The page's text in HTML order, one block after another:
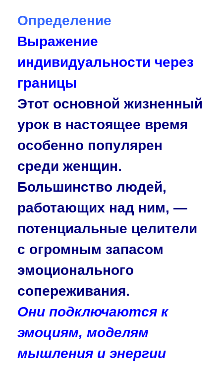
Определение
Выражение
индивидуальности через
границы
Этот основной жизненный
урок в настоящее время
особенно популярен
среди женщин.
Большинство людей,
рабо­тающих над ним, —
потенциальные целители
с огромным запасом
эмоционального
сопереживания.
Они подключаются к
эмоциям, моделям
мышления и энергии